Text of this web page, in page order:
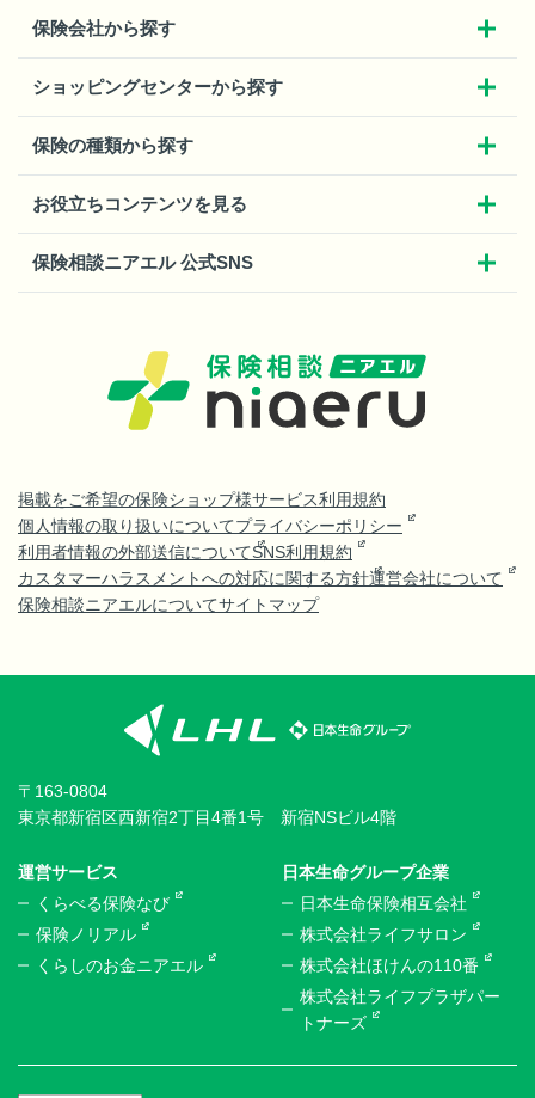
保険会社から探す
ショッピングセンターから探す
保険の種類から探す
お役立ちコンテンツを見る
保険相談ニアエル 公式SNS
掲載をご希望の保険ショップ様サービス利用規約
個人情報の取り扱いについてプライバシーポリシー
利用者情報の外部送信についてSNS利用規約
カスタマーハラスメントへの対応に関する方針運営会社について
保険相談ニアエルについてサイトマップ
〒163-0804
東京都新宿区西新宿2丁目4番1号 新宿NSビル4階
運営サービス
くらべる保険なび
保険ノリアル
くらしのお金ニアエル
日本生命グループ企業
日本生命保険相互会社
株式会社ライフサロン
株式会社ほけんの110番
株式会社ライフプラザパー
トナーズ